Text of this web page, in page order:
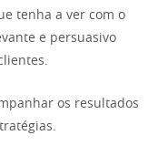
tenha a ver com o
e persuasivo
os resultados